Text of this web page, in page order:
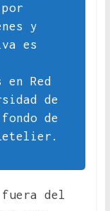
por
y
es
Red
de
de
fuera del